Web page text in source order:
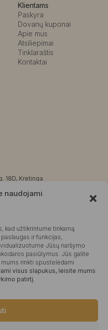
naudojami
kad užtikrintume tinkamą
ir funkcijas,
Jūsų naršymo
pasiūlymus. Jūs galite
rinkti spustelėdami
visus slapukus, leisite mums
patirtį.
Klientams
Paskyra
Dovanų kuponai
Apie mus
Atsiliepimai
Tinklaraštis
Kontaktai
18D, Kretinga
/ 5 Atsiliepimai